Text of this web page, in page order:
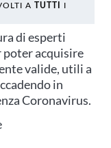
A TUTTI
I
di esperti
poter acquisire
valide, utili a
in
Coronavirus.